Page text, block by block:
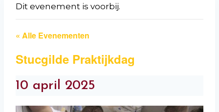
Dit evenement is voorbij.
« Alle Evenementen
Stucgilde Praktijkdag
10 april 2025